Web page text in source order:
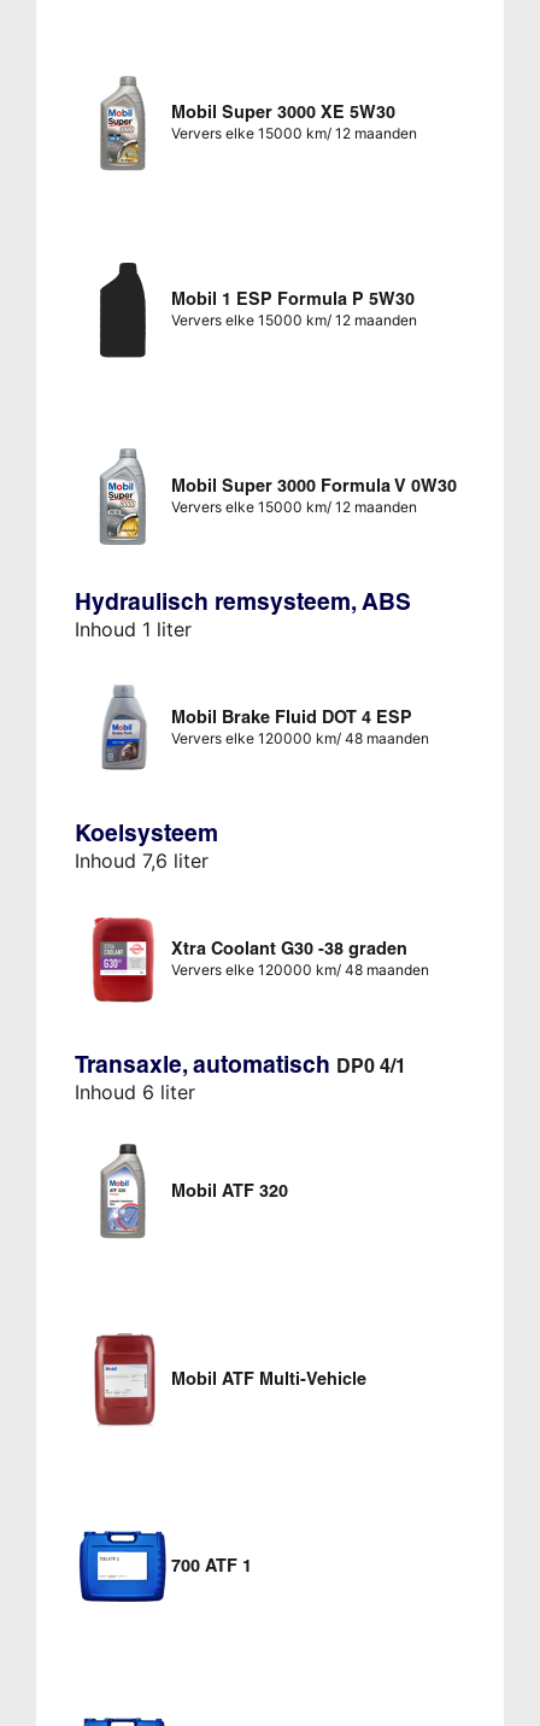
Mobil Super 3000 XE 5W30
Ververs elke 15000 km/ 12 maanden
Mobil 1 ESP Formula P 5W30
Ververs elke 15000 km/ 12 maanden
Mobil Super 3000 Formula V 0W30
Ververs elke 15000 km/ 12 maanden
Hydraulisch remsysteem, ABS
Inhoud 1 liter
Mobil Brake Fluid DOT 4 ESP
Ververs elke 120000 km/ 48 maanden
Koelsysteem
Inhoud 7,6 liter
Xtra Coolant G30 -38 graden
Ververs elke 120000 km/ 48 maanden
Transaxle, automatisch DP0 4/1
Inhoud 6 liter
Mobil ATF 320
Mobil ATF Multi-Vehicle
700 ATF 1